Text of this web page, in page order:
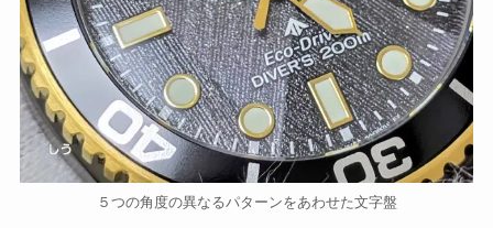
５つの角度の異なるパターンをあわせた文字盤